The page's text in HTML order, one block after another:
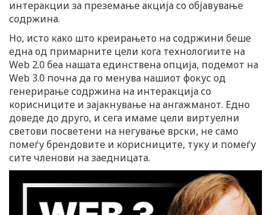
интеракции за преземање акција со објавување
содржина.
Но, исто како што креирањето на содржини беше
една од примарните цели кога технологиите на
Web 2.0 беа нашата единствена опција, подемот на
Web 3.0 почна да го менува нашиот фокус од
генерирање содржина на интеракција со
корисниците и зајакнување на ангажманот. Едно
доведе до друго, и сега имаме цели виртуелни
светови посветени на негување врски, не само
помеѓу брендовите и корисниците, туку и помеѓу
сите членови на заедницата.